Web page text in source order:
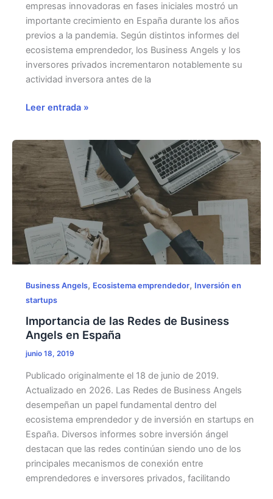
empresas innovadoras en fases iniciales mostró un
importante crecimiento en España durante los años
previos a la pandemia. Según distintos informes del
ecosistema emprendedor, los Business Angels y los
inversores privados incrementaron notablemente su
actividad inversora antes de la
Inversión
en
España:
¿está
afectando
la
Covid-
19?
Leer entrada »
Business Angels, Ecosistema emprendedor, Inversión en
startups
Importancia de las Redes de Business
Angels en España
junio 18, 2019
Publicado originalmente el 18 de junio de 2019.
Actualizado en 2026. Las Redes de Business Angels
desempeñan un papel fundamental dentro del
ecosistema emprendedor y de inversión en startups en
España. Diversos informes sobre inversión ángel
destacan que las redes continúan siendo uno de los
principales mecanismos de conexión entre
emprendedores e inversores privados, facilitando